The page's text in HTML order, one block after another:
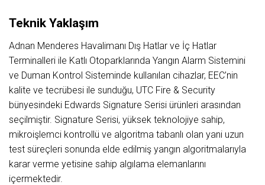
Teknik Yaklaşım
Adnan Menderes Havalimanı Dış Hatlar ve İç Hatlar
Terminalleri ile Katlı Otoparklarında Yangın Alarm Sistemini
ve Duman Kontrol Sisteminde kullanılan cihazlar, EEC’nin
kalite ve tecrübesi ile sunduğu, UTC Fire & Security
bünyesindeki Edwards Signature Serisi ürünleri arasından
seçilmiştir. Signature Serisi, yüksek teknolojiye sahip,
mikroişlemci kontrollü ve algoritma tabanlı olan yani uzun
test süreçleri sonunda elde edilmiş yangın algoritmalarıyla
karar verme yetisine sahip algılama elemanlarını
içermektedir.